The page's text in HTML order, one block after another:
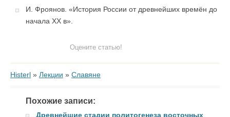
И. Фроянов. «История России от древнейших времён до
начала XX в».
Оцените статью!
Histerl » Лекции » Cлавяне
Похожие записи:
Древнейшие стадии политогенеза восточных